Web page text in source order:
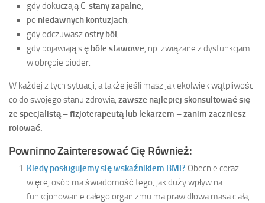
gdy dokuczają Ci stany zapalne,
po niedawnych kontuzjach,
gdy odczuwaszostry ból,
gdy pojawiają się bóle stawowe, np. związane z dysfunkcjami
w obrębie bioder.
W każdej z tych sytuacji, a także jeśli masz jakiekolwiek wątpliwości
co do swojego stanu zdrowia, zawsze najlepiej skonsultować się
ze specjalistą – fizjoterapeutą lub lekarzem – zanim zaczniesz
rolować.
Powninno Zainteresować Cię Również:
Kiedy posługujemy się wskaźnikiem BMI? Obecnie coraz
więcej osób ma świadomość tego, jak duży wpływ na
funkcjonowanie całego organizmu ma prawidłowa masa ciała,